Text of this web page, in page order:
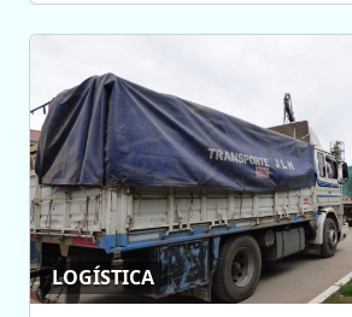
LOGÍSTICA